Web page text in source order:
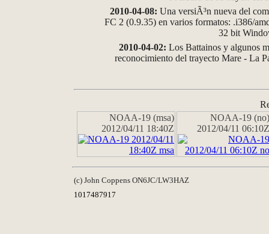
2010-04-08: Una versiÃ³n nueva del
FC 2 (0.9.35) en varios formatos: .i386/
32 bit
2010-04-02: Los Battainos y algunos
reconocimiento del trayecto Mare - La
NOAA-19 (msa)
2012/04/11 18:40Z
NOAA-19 (no)
2012/04/11 06:10Z
(c) John Coppens ON6JC/LW3HAZ
1017487917